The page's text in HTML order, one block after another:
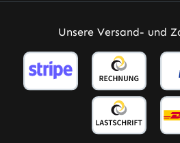
Unsere Versand- und